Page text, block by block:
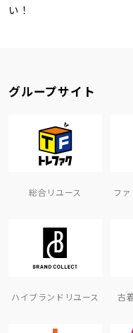
い！
グループサイト
総合リユース フ
ハイブランドリユース 古